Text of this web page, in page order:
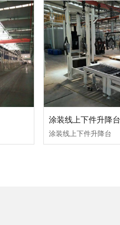
涂装线上下件升降台
涂装线上下件升降台